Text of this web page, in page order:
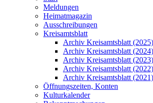
Meldungen
Heimatmagazin
Ausschreibungen
Kreisamtsblatt
Archiv Kreisamtsblatt (2025)
Archiv Kreisamtsblatt (2024)
Archiv Kreisamtsblatt (2023)
Archiv Kreisamtsblatt (2022)
Archiv Kreisamtsblatt (2021)
Öffnungszeiten, Konten
Kulturkalender